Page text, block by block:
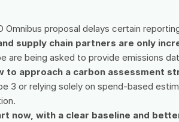
Omnibus proposal delays certain
supply chain partners are only
are being asked to provide emissions
to approach a carbon assessment
3 or relying solely on spend-based
now, with a clear baseline and